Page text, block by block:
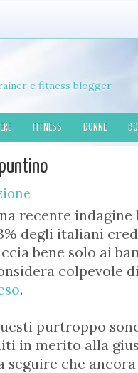
e fitness blogger
FITNESS DONNE
recente
degli italiani
bene solo ai
colpevole
.
purtroppo
in merito alla
seguire che